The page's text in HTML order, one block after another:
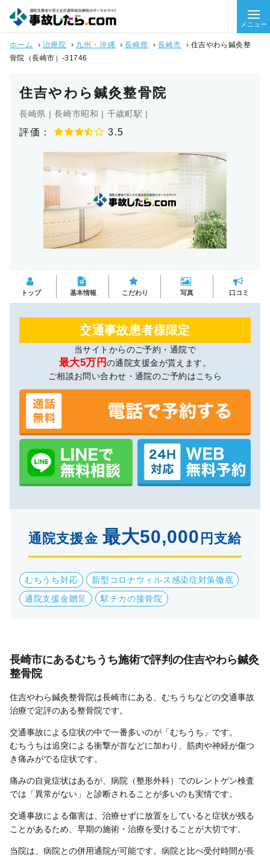
メニュー
ホーム › 治療院 › 九州・沖縄 ›長崎県 › 長崎市 › 住吉やわら鍼灸整
骨院（長崎市）-31746
住吉やわら鍼灸整骨院
長崎県 | 長崎市昭和 | 千歳町駅 |
評価： 3.5
トップ 基本情報 こだわり 写真 口コミ
交通事故患者様限定
当サイトからのご予約・通院で
最大5万円の通院支援金が貰えます。
ご相談お問い合わせ・通院のご予約はこちら
通院支援金 最大50,000 円支給
むちうち対応
新型コロナウィルス感染症対策徹底
通院支援金贈呈
駅チカの接骨院
長崎市にあるむちうち施術で評判の住吉やわら鍼灸
整骨院
住吉やわら鍼灸整骨院は長崎市にある、むちうちなどの交通事故
治療で定評のある整骨院です。
交通事故による症状の中で一番多いのが「むちうち」です。
むちうちは追突による衝撃が首などに加わり、筋肉や神経が傷つ
き痛みがでる症状です。
痛みの自覚症状はあるが、病院（整形外科）でのレントゲン検査
では「異常がない」と診断されることが多いのも実情です。
交通事故による傷害は、治療せずに放置をしていると症状が残る
ことがあるため、早期の施術・治療を受けることが大切です。
当院は、病院との併用通院が可能です。病院と比べ受付時間が長